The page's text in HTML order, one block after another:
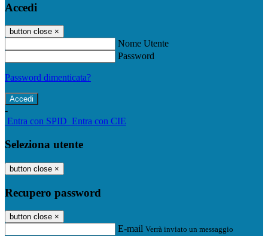
Accedi
button close ×
Nome Utente
Password
Password dimenticata?
-
Entra con SPID Entra con CIE
Seleziona utente
button close ×
Recupero password
button close ×
E-mail Verrà inviato un messaggio